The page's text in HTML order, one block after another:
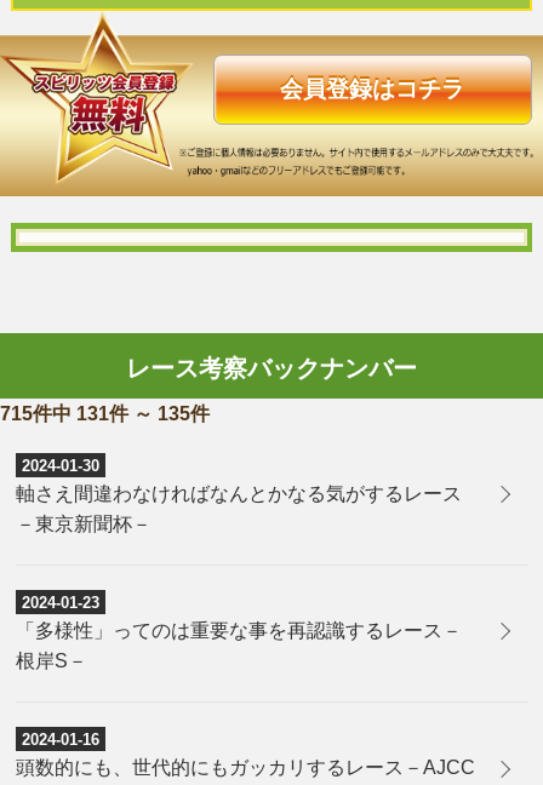
会員登録はコチラ
レース考察バックナンバー
715件中 131件 ～ 135件
2024-01-30
軸さえ間違わなければなんとかなる気がするレース
－東京新聞杯－
2024-01-23
「多様性」ってのは重要な事を再認識するレース－
根岸S－
2024-01-16
頭数的にも、世代的にもガッカリするレース－AJCC